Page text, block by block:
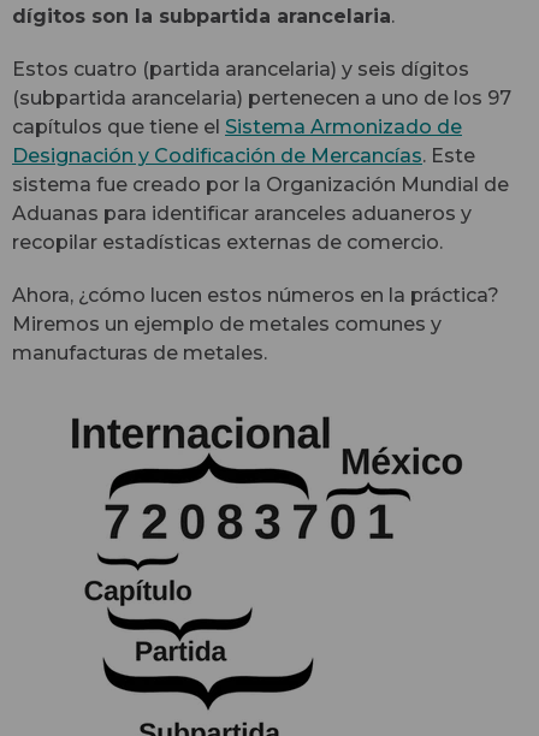
dígitos son la subpartida arancelaria.
Estos cuatro (partida arancelaria) y seis dígitos
(subpartida arancelaria) pertenecen a uno de los 97
capítulos que tiene el Sistema Armonizado de
Designación y Codificación de Mercancías. Este
sistema fue creado por la Organización Mundial de
Aduanas para identificar aranceles aduaneros y
recopilar estadísticas externas de comercio.
Ahora, ¿cómo lucen estos números en la práctica?
Miremos un ejemplo de metales comunes y
manufacturas de metales.